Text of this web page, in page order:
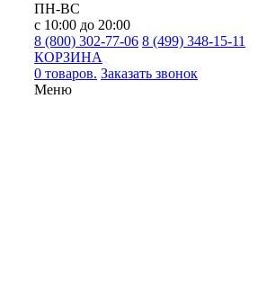
ПН-ВС
с 10:00 до 20:00
8 (800) 302-77-06 8 (499) 348-15-11
КОРЗИНА
0 товаров. Заказать звонок
Меню